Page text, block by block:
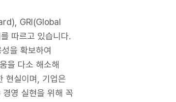
GRI(Global
따르고 있습니다.
을 확보하여
을 다소 해소해
현실이며, 기업은
영 실현을 위해 꼭